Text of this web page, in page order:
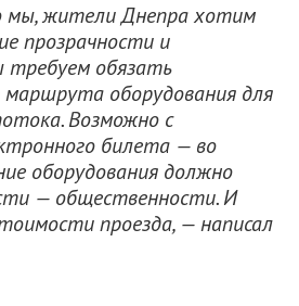
мы, жители Днепра хотим
прозрачности и
требуем обязать
маршрута оборудования для
Возможно с
билета — во
оборудования должно
— общественности. И
проезда, — написал